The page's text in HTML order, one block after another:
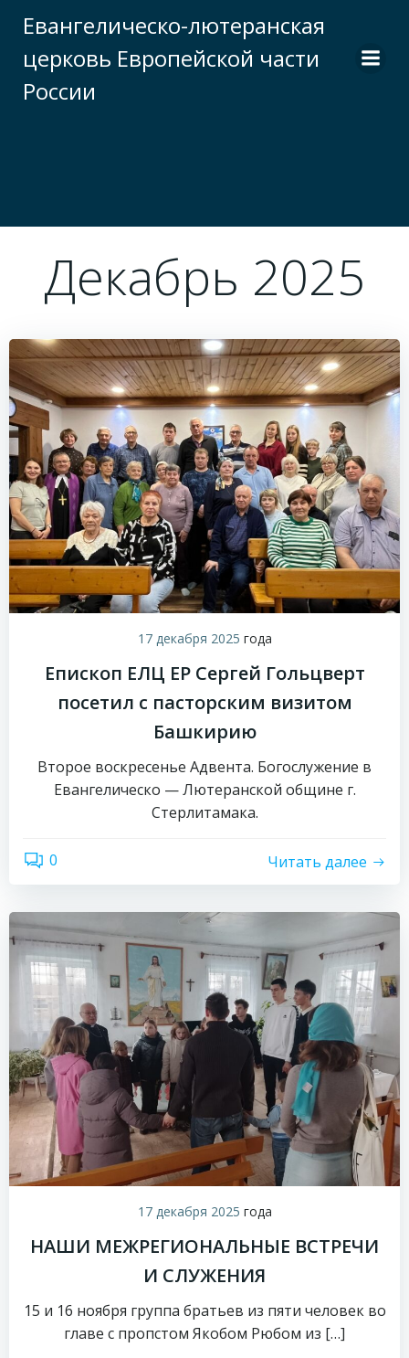
к
содержимому
Евангелическо-лютеранская
церковь Европейской части
России
Декабрь 2025
17 декабря 2025 года
Епископ ЕЛЦ ЕР Сергей Гольцверт
посетил с пасторским визитом
Башкирию
Второе воскресенье Адвента. Богослужение в
Евангелическо — Лютеранской общине г.
Стерлитамака.
0 Читать далее
17 декабря 2025 года
НАШИ МЕЖРЕГИОНАЛЬНЫЕ ВСТРЕЧИ
И СЛУЖЕНИЯ
15 и 16 ноября группа братьев из пяти человек во
главе с пропстом Якобом Рюбом из […]